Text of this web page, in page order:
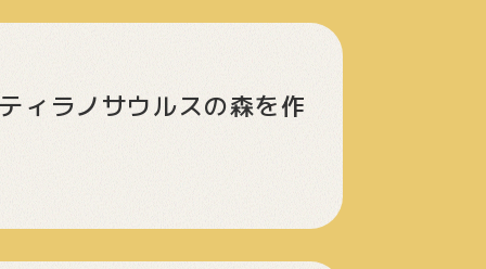
ィラノサウルスの森を作